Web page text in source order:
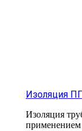
Изоляция
Изоляция